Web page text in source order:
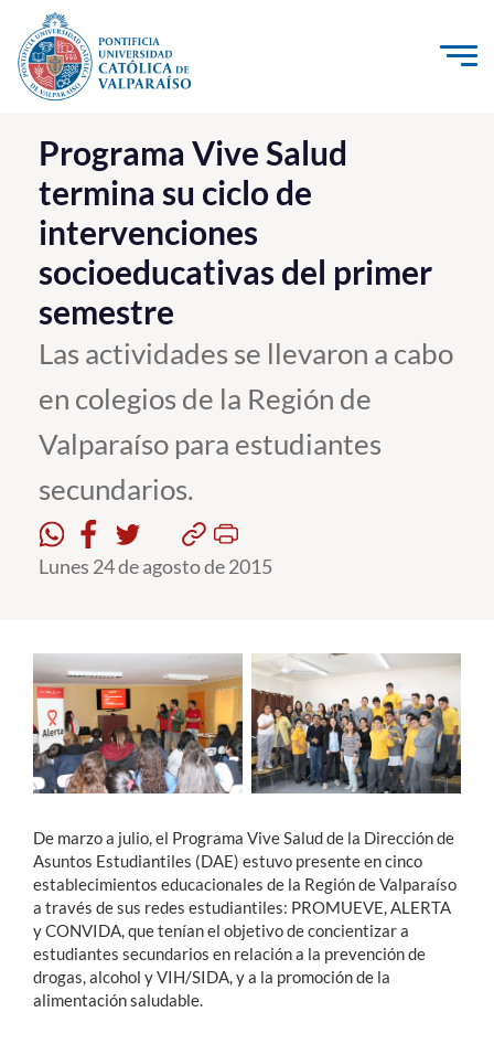
Click acá para ir directamente al contenido
La Universidad
Investigación, Creación e Innovación
PUCV Internacional
Vinculación con el Medio
Admisión
Pregrado
Postgrado
Formación Continua
Estudiantes
Alumni
English
Programa Vive Salud
termina su ciclo de
intervenciones
socioeducativas del primer
semestre
Las actividades se llevaron a cabo
en colegios de la Región de
Valparaíso para estudiantes
secundarios.
Lunes 24 de agosto de 2015
De marzo a julio, el Programa Vive Salud de la Dirección de
Asuntos Estudiantiles (DAE) estuvo presente en cinco
establecimientos educacionales de la Región de Valparaíso
a través de sus redes estudiantiles: PROMUEVE, ALERTA
y CONVIDA, que tenían el objetivo de concientizar a
estudiantes secundarios en relación a la prevención de
drogas, alcohol y VIH/SIDA, y a la promoción de la
alimentación saludable.